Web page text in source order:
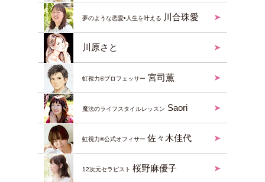
夢のような恋愛•人生を叶える 川合珠愛
川原さと
虹視力®︎プロフェッサー 宮司薫
魔法のライフスタイルレッスン Saori
虹視力®︎公式オフィサー 佐々木佳代
12次元セラピスト 桜野麻優子